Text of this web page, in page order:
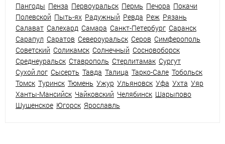
Пангоды Пенза Первоуральск Пермь Печора Покачи
Полевской Пыть-ях Радужный Ревда Реж Рязань
Салават Салехард Самара Санкт-Петербург Саранск
Сарапул Саратов Североуральск Серов Симферополь
Советский Соликамск Солнечный Сосновоборск
Среднеуральск Ставрополь Стерлитамак Сургут
Сухой лог Сысерть Тавда Талица Тарко-Сале Тобольск
Томск Туринск Тюмень Ужур Ульяновск Уфа Ухта Уяр
Ханты-Мансийск Чайковский Челябинск Шарыпово
Шушенское Югорск Ярославль